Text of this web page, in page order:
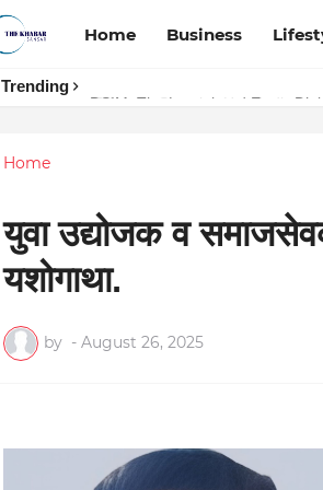
Home Business
Trending
DSIM: The Launchpad Every
Token vs Security: How Indian
Home
युवा उद्योजक व
यशोगाथा.
by - August 26, 2025